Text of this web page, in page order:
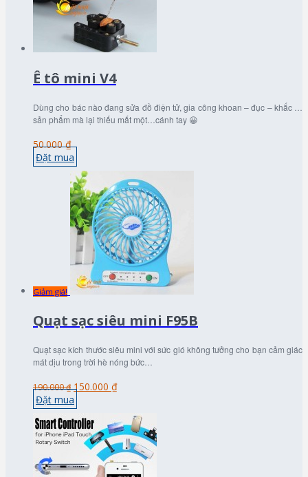
Ê tô mini V4
Dùng cho bác nào đang sửa đồ điện tử, gia công khoan – đục – khắc …
sản phẩm mà lại thiếu mất một…cánh tay 😀
50.000 ₫
Đặt mua
Giảm giá!
Quạt sạc siêu mini F95B
Quạt sạc kích thước siêu mini với sức gió không tưởng cho bạn cảm giác
mát dịu trong trời hè nóng bức…
190.000 ₫ 150.000 ₫
Đặt mua